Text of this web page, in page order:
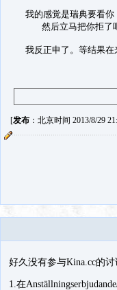
我的感觉是瑞典要看
然后立马把你拒了
我反正申了。等结果在
[发布：北京时间 2013/8/29
好久没有参与Kina.cc的
1.在